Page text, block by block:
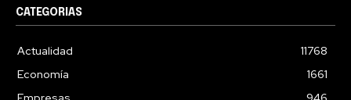
CATEGORIAS
Actualidad
11768
Economía
1661